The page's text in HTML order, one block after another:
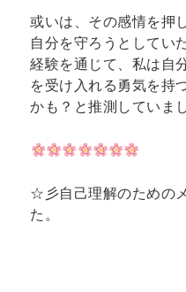
或いは、その感情を押
自分を守ろうとしてい
経験を通じて、私は自
を受け入れる勇気を持
かも？と推測していま
☆彡自己理解のための
た 。